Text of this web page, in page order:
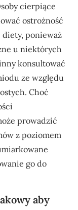
cierpiące
ostrożność
ponieważ
u niektórych
konsultować
ze względu
Choć
prowadzić
z poziomem
go do
aby